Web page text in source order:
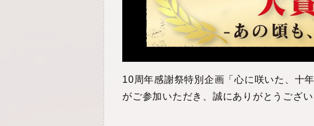
10周年感謝祭特別企画「心に咲いた、十
がご参加いただき、誠にありがとうござい